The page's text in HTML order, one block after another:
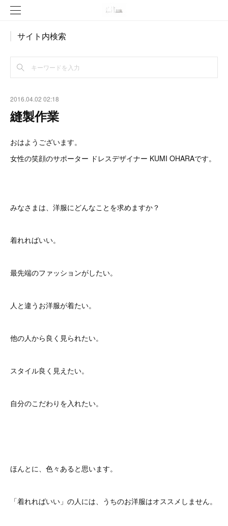
サイト内検索
2016.04.02 02:18
縫製作業
おはようございます。
女性の笑顔のサポーター ドレスデザイナー KUMI OHARAです。
みなさまは、洋服にどんなことを求めますか？
着れればいい。
最先端のファッションがしたい。
人と違うお洋服が着たい。
他の人から良く見られたい。
スタイル良く見えたい。
自分のこだわりを入れたい。
ほんとに、色々あると思います。
「着れればいい」の人には、うちのお洋服はオススメしません。